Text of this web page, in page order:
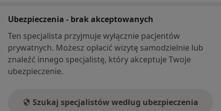
Ubezpieczenia - brak akceptowanych
Ten specjalista przyjmuje wyłącznie pacjentów
prywatnych. Możesz opłacić wizytę samodzielnie lub
znaleźć innego specjalistę, który akceptuje Twoje
ubezpieczenie.
Szukaj specjalistów według ubezpieczenia